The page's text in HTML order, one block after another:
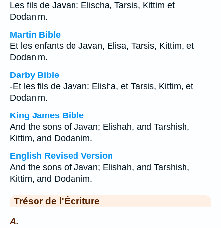
Les fils de Javan: Elischa, Tarsis, Kittim et
Dodanim.
Martin Bible
Et les enfants de Javan, Elisa, Tarsis, Kittim, et
Dodanim.
Darby Bible
-Et les fils de Javan: Elisha, et Tarsis, Kittim, et
Dodanim.
King James Bible
And the sons of Javan; Elishah, and Tarshish,
Kittim, and Dodanim.
English Revised Version
And the sons of Javan; Elishah, and Tarshish,
Kittim, and Dodanim.
Trésor de l'Écriture
A.